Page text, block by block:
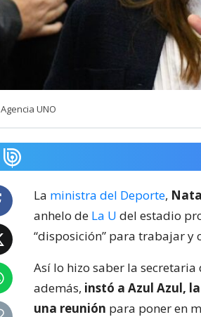
Agencia UNO
La ministra del Deporte,
anhelo de La U del estadio
“disposición” para trabajar y
Así lo hizo saber la secretaria
además, instó a Azul Azul,
una reunión para poner en